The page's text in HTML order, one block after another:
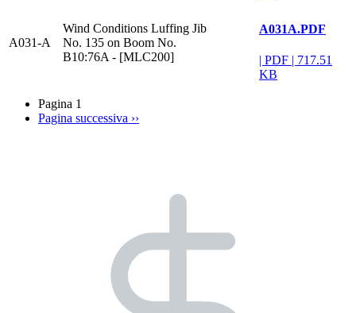
A031-A
Wind Conditions Luffing Jib
No. 135 on Boom No.
B10:76A - [MLC200]
A031A.PDF
| PDF | 717.51
KB
Pagina 1
Pagina successiva ››